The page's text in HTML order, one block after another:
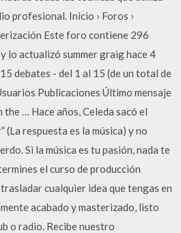
profesional. Inicio › Foros ›
Este foro contiene 296
lo actualizó summer graig hace 4
debates - del 1 al 15 (de un total de
Publicaciones Último mensaje
… Hace años, Celeda sacó el
(La respuesta es la música) y no
Si la música es tu pasión, nada te
el curso de producción
cualquier idea que tengas en
acabado y masterizado, listo
o radio. Recibe nuestro